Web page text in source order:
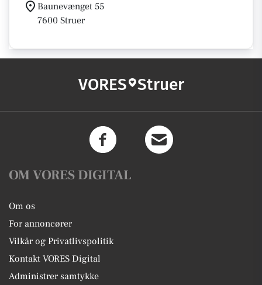
Baunevænget 55
7600 Struer
VORES Struer
OM VORES DIGITAL
Om os
For annoncører
Vilkår og Privatlivspolitik
Kontakt VORES Digital
Administrer samtykke